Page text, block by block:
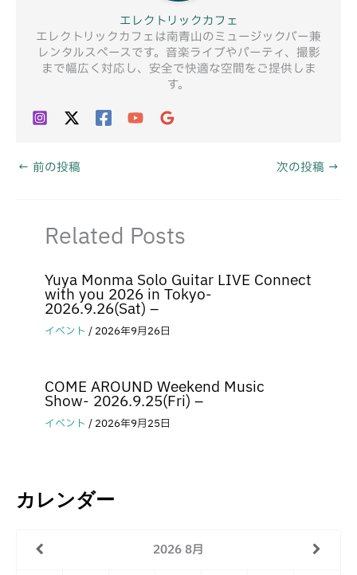
エレクトリックカフェ
エレクトリックカフェは南青山のミュージックバー兼
レンタルスペースです。音楽ライブやパーティ、撮影
まで幅広く対応し、安全で快適な空間をご提供しま
す。
← 前の投稿 次の投稿 →
Related Posts
Yuya Monma Solo Guitar LIVE Connect
with you 2026 in Tokyo-
2026.9.26(Sat) –
イベント / 2026年9月26日
COME AROUND Weekend Music
Show- 2026.9.25(Fri) –
イベント / 2026年9月25日
カレンダー
20268月